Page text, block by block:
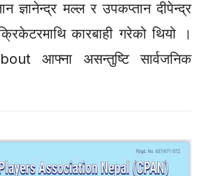
ज्ञानेन्द्र मल्ल र उपकप्तान दीपेन्द्र
कारबाही गरेको थियो ।
आफ्ना असन्तुष्टि सार्वजनिक